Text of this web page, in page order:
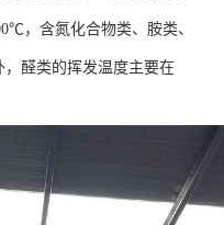
，含氮化合物类、胺类、
醛类的挥发温度主要在